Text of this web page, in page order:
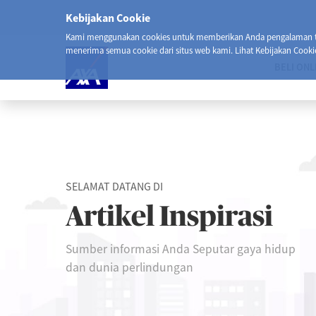
Kebijakan Cookie
Kami menggunakan cookies untuk memberikan Anda
menerima semua cookie dari situs web kami. Lihat Kebijakan
SELAMAT DATANG DI
Artikel Inspirasi
Sumber informasi Anda Seputar gaya hidup
dan dunia perlindungan